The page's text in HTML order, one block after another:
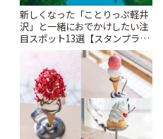
新しくなった「ことりっぷ軽井
沢」と一緒におでかけしたい注
目スポット13選【スタンプラリ
ー開催中】 | ことりっぷ